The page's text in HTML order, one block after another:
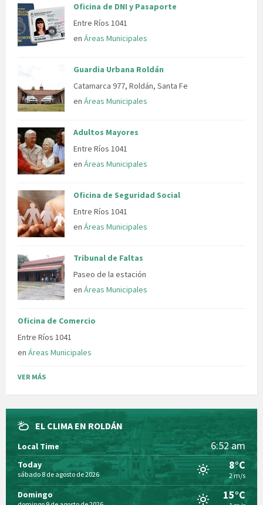
Oficina de DNI y Pasaporte
Entre Ríos 1041
en Áreas Municipales
Guardia Urbana Roldán
Catamarca 977, Roldán, Santa Fe
en Áreas Municipales
Adultos Mayores
Entre Ríos 1041
en Áreas Municipales
Oficina de Seguridad Social
Entre Ríos 1041
en Áreas Municipales
Tribunal de Faltas
Paseo de la estación
en Áreas Municipales
Oficina de Comercio
Entre Ríos 1041
en Áreas Municipales
VER MÁS
EL CLIMA EN ROLDÁN
Local Time 6:52 am
Today
sábado 8 de agosto de 2026
8°C
2 m/s
Domingo 15°C